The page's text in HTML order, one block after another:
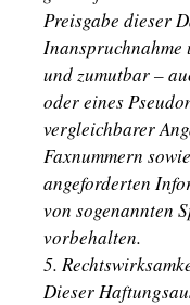
Preisgabe dieser
Inanspruchnahme
und zumutbar –
oder eines
vergleichbarer
Faxnummern
angeforderten
von sogenannten
vorbehalten.
5.
Dieser